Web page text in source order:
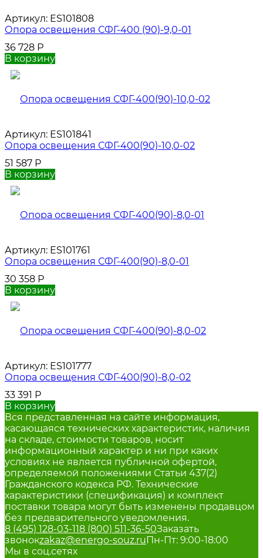
Артикул: ES101808
Опора освещения СФГ-400 (90)-9,0-01
36 728 Р
В корзину
Артикул: ES101841
Опора освещения СФГ-400(90)-10,0-02
51 587 Р
В корзину
Артикул: ES101761
Опора освещения СФГ-400(90)-8,0-01
30 358 Р
В корзину
Артикул: ES101777
Опора освещения СФГ-400(90)-8,0-02
33 391 Р
В корзину
Вся представленная на сайте информация,
касающаяся технических характеристик, наличия
на складе, стоимости товаров, носит
информационный характер и ни при каких
условиях не является публичной офертой,
определяемой положениями Статьи 437(2)
Гражданского кодекса РФ. Технические
характеристики (спецификация) и комплект
поставки товара могут быть изменены продавцом
без предварительного уведомления.
8 (495) 128-03-118 (800) 511-36-50Заказать
звонокzakaz@energo-souz.ruПн-Пт: 9:00-18:00
Мы в соц.сетях